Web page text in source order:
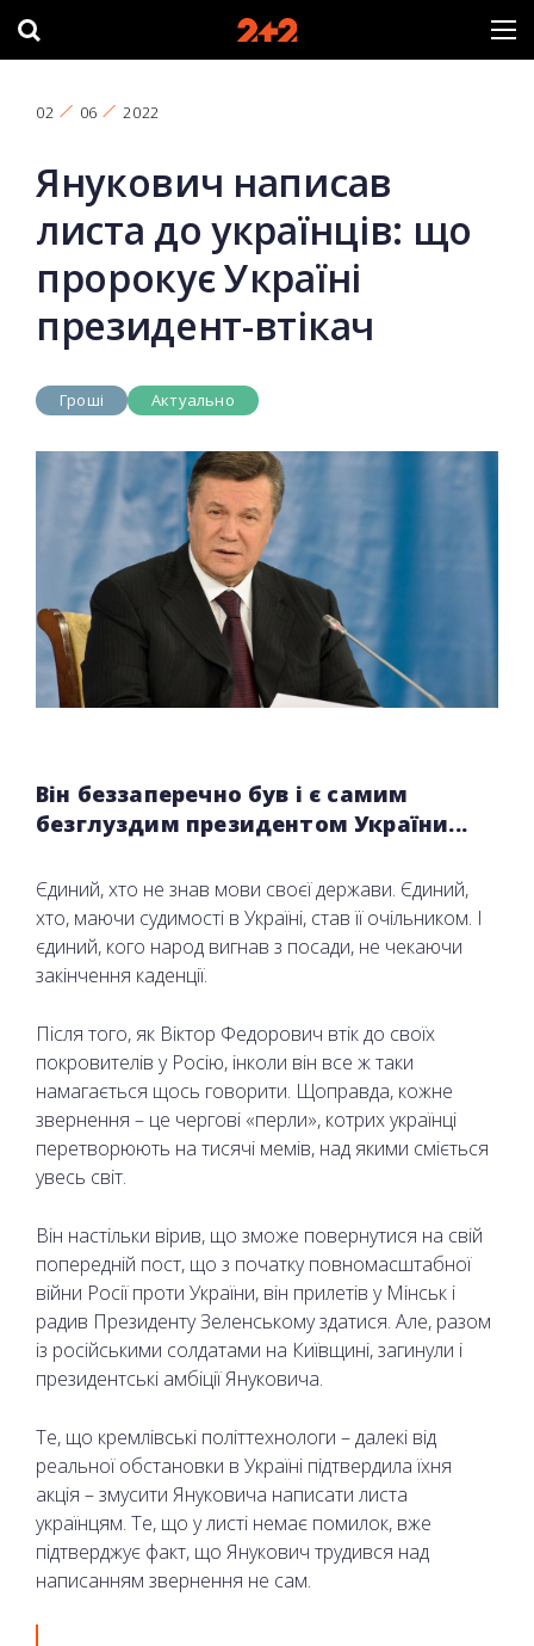
02 06 2022
Янукович написав
листа до українців: що
пророкує Україні
президент-втікач
Гроші Актуально
Він беззаперечно був і є самим
безглуздим президентом України...
Єдиний, хто не знав мови своєї держави. Єдиний,
хто, маючи судимості в Україні, став її очільником. І
єдиний, кого народ вигнав з посади, не чекаючи
закінчення каденції.
Після того, як Віктор Федорович втік до своїх
покровителів у Росію, інколи він все ж таки
намагається щось говорити. Щоправда, кожне
звернення – це чергові «перли», котрих українці
перетворюють на тисячі мемів, над якими сміється
увесь світ.
Він настільки вірив, що зможе повернутися на свій
попередній пост, що з початку повномасштабної
війни Росії проти України, він прилетів у Мінськ і
радив Президенту Зеленському здатися. Але, разом
із російськими солдатами на Київщині, загинули і
президентські амбіції Януковича.
Те, що кремлівські політтехнологи – далекі від
реальної обстановки в Україні підтвердила їхня
акція – змусити Януковича написати листа
українцям. Те, що у листі немає помилок, вже
підтверджує факт, що Янукович трудився над
написанням звернення не сам.